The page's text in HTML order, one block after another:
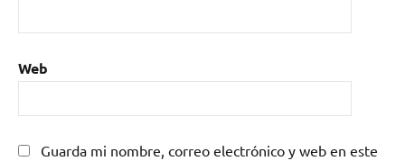
Web
Guarda mi nombre, correo electrónico y web en este